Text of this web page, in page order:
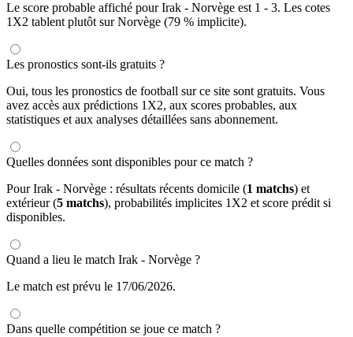
Le score probable affiché pour Irak - Norvège est 1 - 3. Les cotes
1X2 tablent plutôt sur Norvège (79 % implicite).
Les pronostics sont-ils gratuits ?
Oui, tous les pronostics de football sur ce site sont gratuits. Vous
avez accès aux prédictions 1X2, aux scores probables, aux
statistiques et aux analyses détaillées sans abonnement.
Quelles données sont disponibles pour ce match ?
Pour Irak - Norvège : résultats récents domicile (1 matchs) et
extérieur (5 matchs), probabilités implicites 1X2 et score prédit si
disponibles.
Quand a lieu le match Irak - Norvège ?
Le match est prévu le 17/06/2026.
Dans quelle compétition se joue ce match ?